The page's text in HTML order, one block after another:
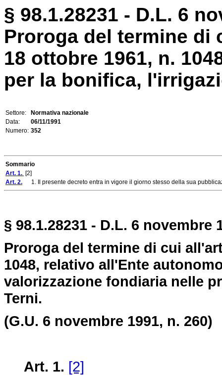
§ 98.1.28231 - D.L. 6
Proroga del termine di
18 ottobre 1961, n.
per la bonifica,
Settore:
Normativa nazionale
Data:
06/11/1991
Numero: 352
Sommario
Art. 1. [2]
Art. 2. 1. Il presente decreto entra in vigore il giorno stesso della sua
§ 98.1.28231 - D.L. 6 novembre
Proroga del termine di cui
1048, relativo all'Ente
valorizzazione fondiaria nelle
Terni.
(G.U. 6 novembre 1991, n. 260)
Art. 1. [2]